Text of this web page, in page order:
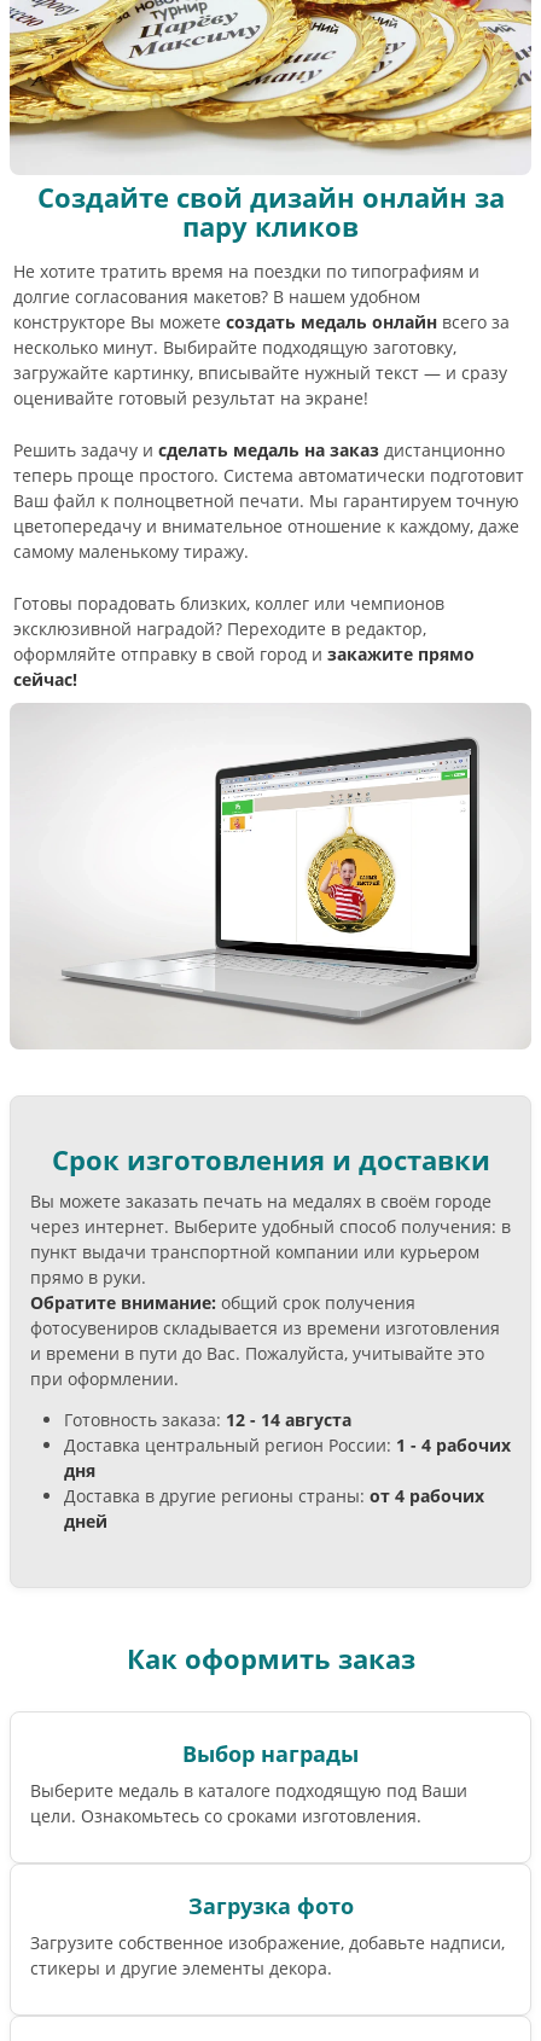
Создайте свой дизайн онлайн за
пару кликов
Не хотите тратить время на поездки по типографиям и
долгие согласования макетов? В нашем удобном
конструкторе Вы можете создать медаль онлайн всего за
несколько минут. Выбирайте подходящую заготовку,
загружайте картинку, вписывайте нужный текст — и сразу
оценивайте готовый результат на экране!
Решить задачу и сделать медаль на заказ дистанционно
теперь проще простого. Система автоматически подготовит
Ваш файл к полноцветной печати. Мы гарантируем точную
цветопередачу и внимательное отношение к каждому, даже
самому маленькому тиражу.
Готовы порадовать близких, коллег или чемпионов
эксклюзивной наградой? Переходите в редактор,
оформляйте отправку в свой город и закажите прямо
сейчас!
Срок изготовления и доставки
Вы можете заказать печать на медалях в своём городе
через интернет. Выберите удобный способ получения: в
пункт выдачи транспортной компании или курьером
прямо в руки.
Обратите внимание: общий срок получения
фотосувениров складывается из времени изготовления
и времени в пути до Вас. Пожалуйста, учитывайте это
при оформлении.
Готовность заказа: 12 - 14 августа
Доставка центральный регион России: 1 - 4 рабочих
дня
Доставка в другие регионы страны: от 4 рабочих
дней
Как оформить заказ
Выбор награды
Выберите медаль в каталоге подходящую под Ваши
цели. Ознакомьтесь со сроками изготовления.
Загрузка фото
Загрузите собственное изображение, добавьте надписи,
стикеры и другие элементы декора.